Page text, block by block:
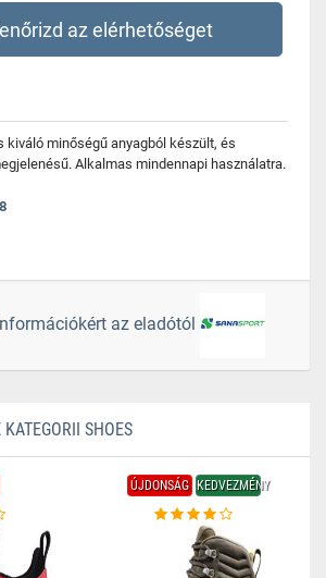
az elérhetőséget
kiváló minőségű anyagból készült, és
Alkalmas mindennapi használatra.
az eladótól
SHOES
ÚJDONSÁG KEDVEZMÉNY